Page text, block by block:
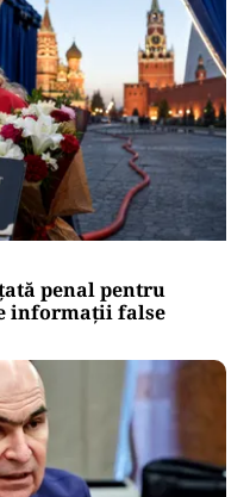
penal pentru
informații false